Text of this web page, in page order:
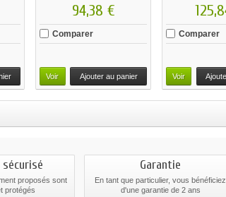
94,38 €
Comparer
Voir Ajouter au panier
Comparer
Voir
proposés sont
protégés
Garantie
En tant que particulier, vous bénéficiez
d'une garantie de 2 ans